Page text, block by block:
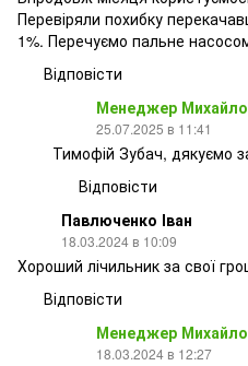
Перевіряли похибку
1%. Перечуємо пальне
Відповісти
Менеджер Михайло
25.07.2025 в 11:41
Тимофій Зубач, дякуємо
Відповісти
Павлюченко Іван
18.03.2024 в 10:09
Хороший лічильник за свої
Відповісти
Менеджер Михайло
18.03.2024 в 12:27